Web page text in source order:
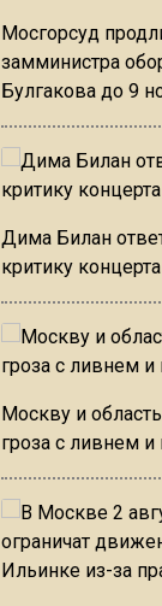
Мосгорсуд
замминистра
Булгакова до 9
Дима Билан
критику
Москву и
гроза с ливнем